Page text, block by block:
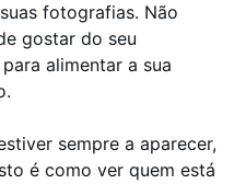
fotografias. Não
gostar do seu
alimentar a sua
sempre a aparecer,
é como ver quem está